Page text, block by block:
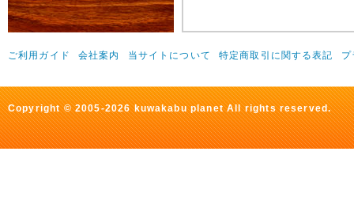
ご利用ガイド 会社案内 当サイトについて 特定商取引に関する表記 プ
Copyright © 2005-2026 kuwakabu planet All rights reserved.